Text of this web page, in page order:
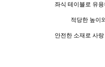
좌식 테이블로 유
적당한 높이
안전한 소재로 사